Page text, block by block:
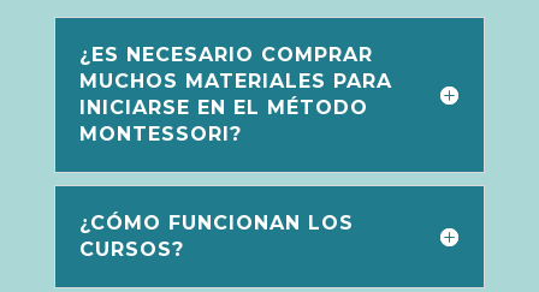
¿ES NECESARIO COMPRAR
MUCHOS MATERIALES PARA
INICIARSE EN EL MÉTODO
MONTESSORI?
¿CÓMO FUNCIONAN LOS
CURSOS?